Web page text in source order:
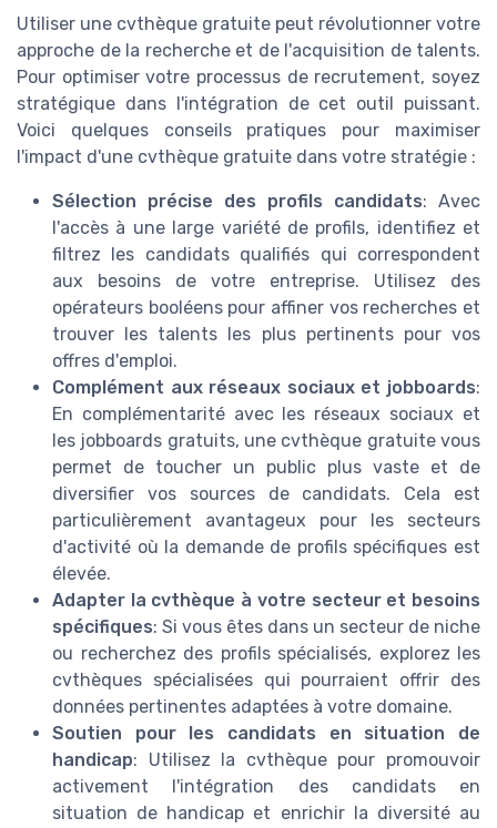
Utiliser une cvthèque gratuite peut révolutionner votre
approche de la recherche et de l'acquisition de talents.
Pour optimiser votre processus de recrutement, soyez
stratégique dans l'intégration de cet outil puissant.
Voici quelques conseils pratiques pour maximiser
l'impact d'une cvthèque gratuite dans votre stratégie :
Sélection précise des profils candidats: Avec
l'accès à une large variété de profils, identifiez et
filtrez les candidats qualifiés qui correspondent
aux besoins de votre entreprise. Utilisez des
opérateurs booléens pour affiner vos recherches et
trouver les talents les plus pertinents pour vos
offres d'emploi.
Complément aux réseaux sociaux et jobboards:
En complémentarité avec les réseaux sociaux et
les jobboards gratuits, une cvthèque gratuite vous
permet de toucher un public plus vaste et de
diversifier vos sources de candidats. Cela est
particulièrement avantageux pour les secteurs
d'activité où la demande de profils spécifiques est
élevée.
Adapter la cvthèque à votre secteur et besoins
spécifiques: Si vous êtes dans un secteur de niche
ou recherchez des profils spécialisés, explorez les
cvthèques spécialisées qui pourraient offrir des
données pertinentes adaptées à votre domaine.
Soutien pour les candidats en situation de
handicap: Utilisez la cvthèque pour promouvoir
activement l'intégration des candidats en
situation de handicap et enrichir la diversité au